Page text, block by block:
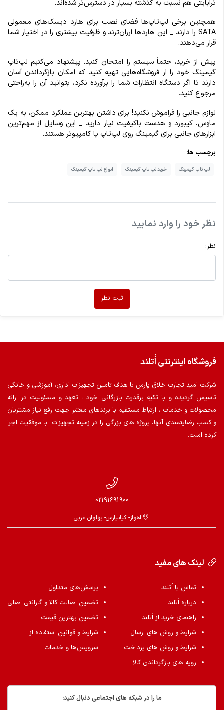
ترابایتی هم نسبت به گذشته بسیار در دسترس‌تر شده‌اند.
همچنین برخی لپ‌تاپ‌ها فضای نصب برای هارد دیسک‌های معمولی
SATA را دارند _ این هاردها ارزان‌ترند و ظرفیت بیشتری را در اختیار شما
قرار می‌دهند.
پیش از خرید، حتماً سیستم را امتحان کنید. پیشنهاد می‌کنیم لپ‌تاپ
گیمینگ خود را از فروشگاه‌هایی تهیه کنید که امکان بازگرداندن آسان
دارند تا اگر دستگاه انتظارات شما را برآورده نکرد، بتوانید آن را به‌راحتی
مرجوع کنید.
لوازم جانبی را فراموش نکنید! برای داشتن بهترین عملکرد ممکن، به یک
ماوس، کیبورد و هدست باکیفیت نیاز دارید _ این وسایل از مهم‌ترین
ابزارهای جانبی برای گیمینگ روی لپ‌تاپ یا کامپیوتر هستند.
برچسب ها:
لپ تاپ گیمینگ خرید لپ تاپ گیمینگ انواع لپ تاپ گیمینگ
نظر خود را وارد نمایید
نظر:
ثبت نظر
فروشگاه اینترنتی اُتلند
شرکت امید تجارت خلاق پارس با هدف تامین تجهیزات اداری، آموزشی و خانگی
تاسیس گردیده و با تکیه برقدرت بازرگانی خود ، تعهد و مسئولیت در ارائه
محصولات و خدمات ، ارتباط مستقیم با برندهای معتبر جهت رفع نیاز مشتریان
و کسب رضایتمندی آنها، پروژه های بزرگی را در زمینه تجهیزات با موفقیت اجرا
کرده است.
02191691900
اهواز- کیانپارس- پهلوان غربی
لینک های مفید
تماس با اُتلند
درباره اُتلند
راهنمای خرید از اُتلند
شرایط و روش های ارسال
شرایط و روش های پرداخت
رویه های بازگرداندن کالا
پرسش‌های متداول
تضمین اصالت کالا و گارانتی اصلی
تضمین بهترین قیمت
شرایط و قوانین استفاده از
سرویس‌ها و خدمات
ما را در شبکه های اجتماعی دنبال کنید: